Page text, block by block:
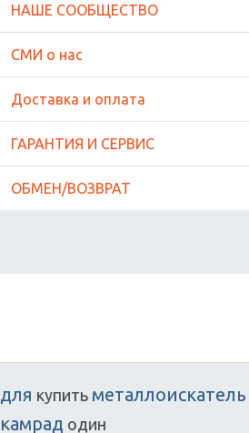
НАШЕ СООБЩЕСТВО
СМИ о нас
Доставка и оплата
ГАРАНТИЯ И СЕРВИС
ОБМЕН/ВОЗВРАТ
для купить металлоискатель
камрад один